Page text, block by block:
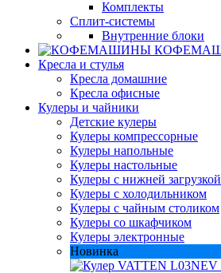
Комплекты
Сплит-системы
Внутренние блоки
Кресла и стулья
Кресла домашние
Кресла офисные
Кулеры и чайники
Детские кулеры
Кулеры компрессорные
Кулеры напольные
Кулеры настольные
Кулеры с нижней загрузкой
Кулеры с холодильником
Кулеры с чайным столиком
Кулеры со шкафчиком
Кулеры электронные
Новинка